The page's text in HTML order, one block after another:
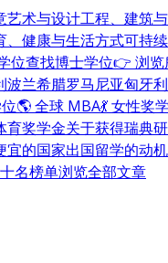
艺术与设计工程、建筑
、健康与生活方式可持
位查找博士学位👉 浏览
波兰希腊罗马尼亚匈牙利
🌎 全球 MBA💃 女性奖
育奖学金关于获得瑞典
宜的国家出国留学的动
名榜单浏览全部文章